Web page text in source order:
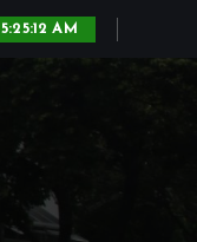
5:25:14 AM